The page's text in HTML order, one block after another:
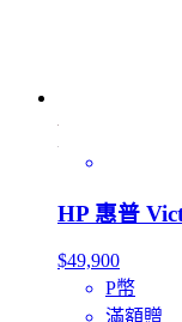
HP 惠普
$49,900
P幣
滿額贈